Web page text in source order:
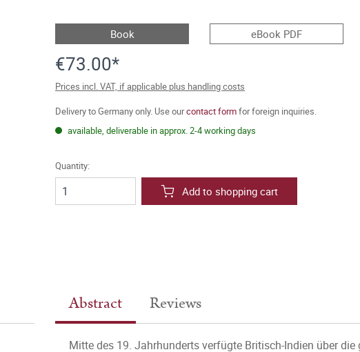
Book eBook PDF
€73.00*
Prices incl. VAT, if applicable plus handling costs
Delivery to Germany only. Use ourcontact formfor foreign inquiries.
available, deliverable in approx. 2-4 working days
Quantity:
Add to shopping cart
Abstract Reviews
Mitte des 19. Jahrhunderts verfügte Britisch-Indien über